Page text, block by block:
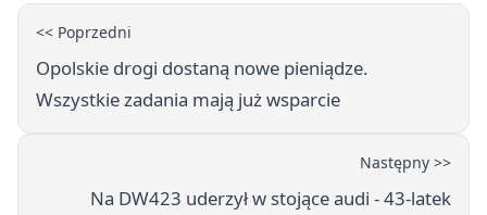
<< Poprzedni
Opolskie drogi dostaną nowe pieniądze.
Wszystkie zadania mają już wsparcie
Następny >>
Na DW423 uderzył w stojące audi - 43-latek